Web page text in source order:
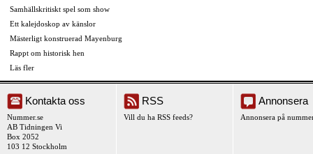
Samhällskritiskt spel som show
Ett kalejdoskop av känslor
Mästerligt konstruerad Mayenburg
Rappt om historisk hen
Läs fler
Kontakta oss
Nummer.se
AB Tidningen Vi
Box 2052
103 12 Stockholm
RSS
Vill du ha RSS feeds?
Annonsera
Annonsera på